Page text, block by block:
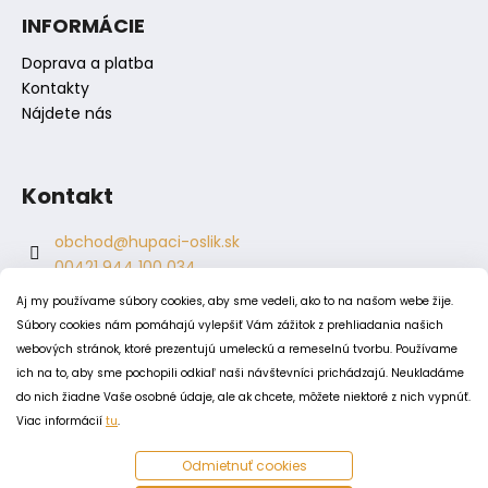
Aj my používame súbory cookies, aby sme vedeli, ako to na našom webe žije.
Súbory cookies nám pomáhajú vylepšiť Vám zážitok z prehliadania našich
webových stránok, ktoré prezentujú umeleckú a remeselnú tvorbu. Používame
ich na to, aby sme pochopili odkiaľ naši návštevníci prichádzajú. Neukladáme
do nich žiadne Vaše osobné údaje, ale ak chcete, môžete niektoré z nich vypnúť.
Viac informácií tu.
Odmietnuť cookies
INFORMÁCIE
Doprava a platba
Kontakty
Nájdete nás
Kontakt
obchod@hupaci-oslik.sk
00421 944 100 034
00421 944 904 704
hupaci.oslik
dagmar.juricova
PODMIENKY
Odstúpenie od zmluvy